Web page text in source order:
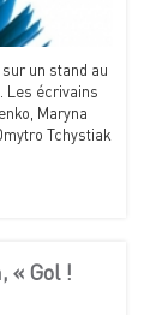
un stand au
Les écrivains
Maryna
Tchystiak
« Gol !